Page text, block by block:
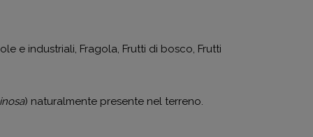
e industriali, Fragola, Frutti di bosco, Frutti
) naturalmente presente nel terreno.